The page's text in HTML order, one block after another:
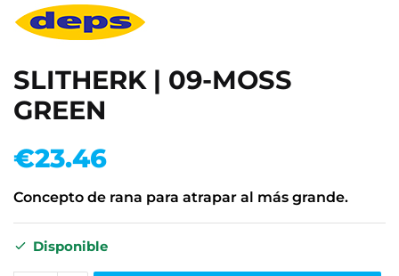
SLITHERK | 09-MOSS
GREEN
€23.46
Concepto de rana para atrapar al más grande.
Disponible